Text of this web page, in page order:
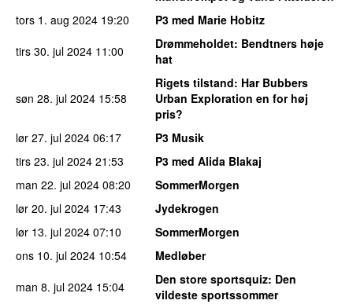
tors 1. aug 2024 19:20
P3 med Marie Hobitz
tirs 30. jul 2024 11:00 Drømmeholdet: Bendtners høje
hat
søn 28. jul 2024 15:58
Rigets tilstand: Har Bubbers
Urban Exploration en for høj
pris?
lør 27. jul 2024 06:17
P3 Musik
tirs 23. jul 2024 21:53
P3 med Alida Blakaj
man 22. jul 2024 08:20
SommerMorgen
lør 20. jul 2024 17:43
Jydekrogen
lør 13. jul 2024 07:10
SommerMorgen
ons 10. jul 2024 10:54
Medløber
man 8. jul 2024 15:04 Den store sportsquiz: Den
vildeste sportssommer